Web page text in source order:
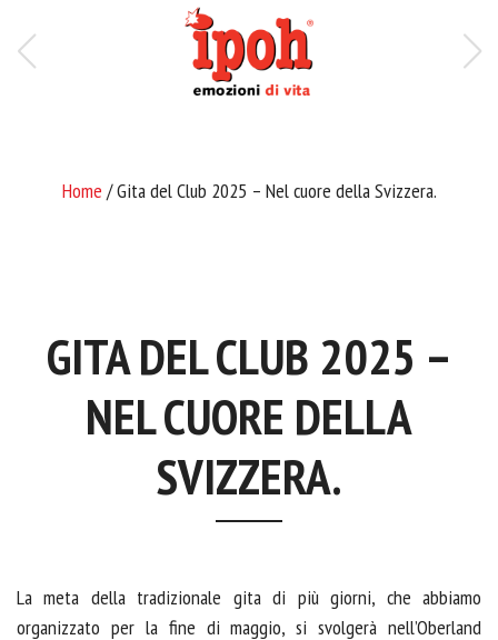
Home / Gita del Club 2025 – Nel cuore della Svizzera.
GITA DEL CLUB 2025 –
NEL CUORE DELLA
SVIZZERA.
La meta della tradizionale gita di più giorni, che abbiamo
organizzato per la fine di maggio, si svolgerà nell’Oberland